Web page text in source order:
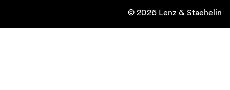
© 2026 Lenz & Staehelin